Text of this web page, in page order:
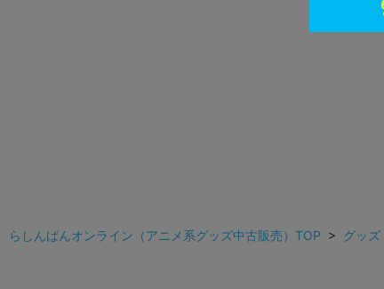
らしんばんオンライン（アニメ系グッズ中古販売）TOP > グッズ